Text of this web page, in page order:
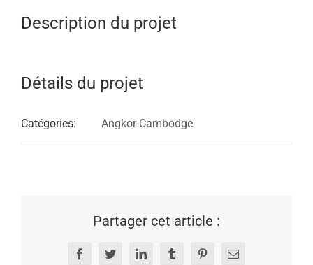
Description du projet
Détails du projet
Catégories: Angkor-Cambodge
Partager cet article :
FacebookTwitterLinkedInTumblrPinterestEmail